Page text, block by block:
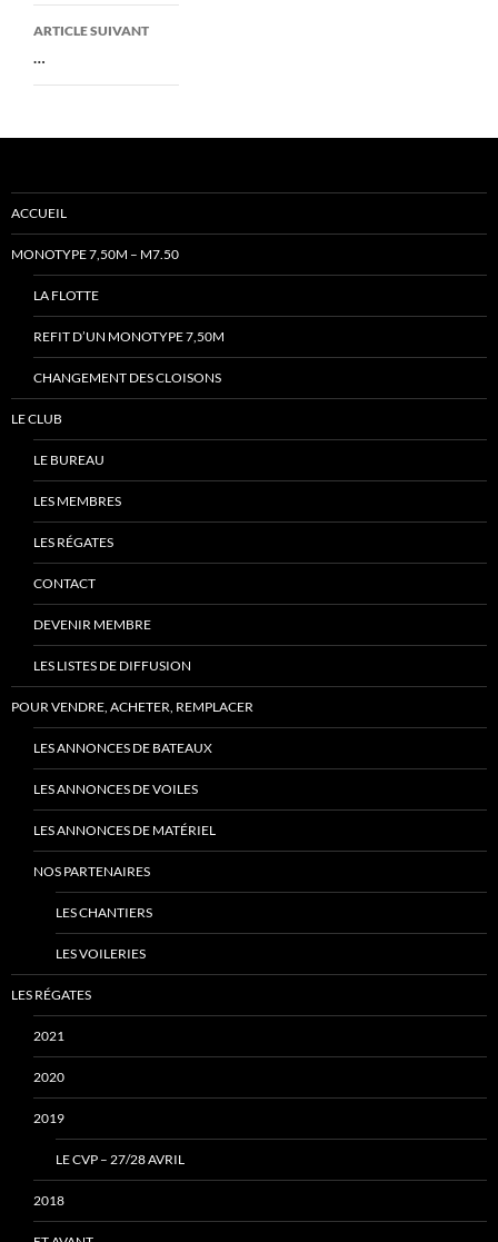
articles
ARTICLE SUIVANT
…
ACCUEIL
MONOTYPE 7,50M – M7.50
LA FLOTTE
REFIT D’UN MONOTYPE 7,50M
CHANGEMENT DES CLOISONS
LE CLUB
LE BUREAU
LES MEMBRES
LES RÉGATES
CONTACT
DEVENIR MEMBRE
LES LISTES DE DIFFUSION
POUR VENDRE, ACHETER, REMPLACER
LES ANNONCES DE BATEAUX
LES ANNONCES DE VOILES
LES ANNONCES DE MATÉRIEL
NOS PARTENAIRES
LES CHANTIERS
LES VOILERIES
LES RÉGATES
2021
2020
2019
LE CVP – 27/28 AVRIL
2018